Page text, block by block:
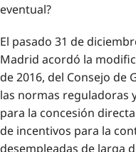
eventual?
El pasado 31 de
Madrid acordó la
de 2016, del Consejo de
las normas reguladoras
para la concesión
de incentivos para la
desempleadas de larga